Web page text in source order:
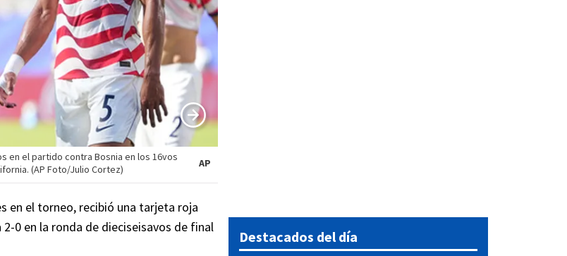
en el partido contra Bosnia en los 16vos
(AP Foto/Julio Cortez)
AP
en el torneo, recibió una tarjeta roja
0 en la ronda de dieciseisavos de final
Destacados del día